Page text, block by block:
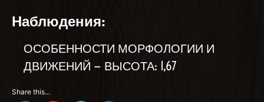
Наблюдения:
ОСОБЕННОСТИ МОРФОЛОГИИ И
ДВИЖЕНИЙ — ВЫСОТА: 1,67
Share this...